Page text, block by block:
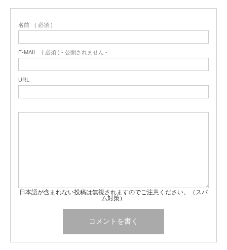
名前 ( 必須 )
E-MAIL ( 必須 ) - 公開されません -
URL
日本語が含まれない投稿は無視されますのでご注意ください。（スパ
ム対策）